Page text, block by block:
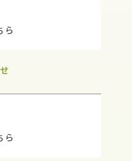
ら
ら